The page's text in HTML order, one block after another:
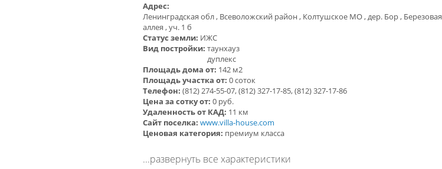
Адрес:
Ленинградская обл , Всеволожский район , Колтушское МО , дер. Бор , Березовая
аллея , уч. 1 б
Статус земли: ИЖС
Вид постройки: таунхауз
дуплекс
Площадь дома от: 142 м2
Площадь участка от: 0 соток
Телефон: (812) 274-55-07, (812) 327-17-85, (812) 327-17-86
Цена за сотку от: 0 руб.
Удаленность от КАД: 11 км
Сайт поселка: www.villa-house.com
Ценовая категория: премиум класса
...развернуть все характеристики